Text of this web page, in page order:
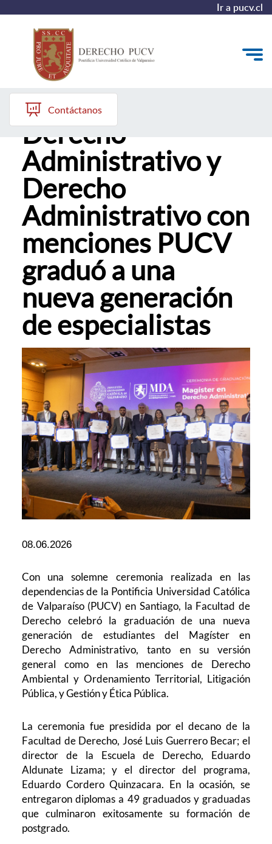
Ir a pucv.cl
Quiénes somos
Estudiantes y Admisión
Postgrados y Formación Continua
Investigación y Biblioteca
Vinculación con el Medio y Alumni
Contáctanos
Magíster en
Derecho
Administrativo y
Derecho
Administrativo con
menciones PUCV
graduó a una
nueva generación
de especialistas
08.06.2026
Con una solemne ceremonia realizada en las
dependencias de la Pontificia Universidad Católica
de Valparaíso (PUCV) en Santiago, la Facultad de
Derecho celebró la graduación de una nueva
generación de estudiantes del Magíster en
Derecho Administrativo, tanto en su versión
general como en las menciones de Derecho
Ambiental y Ordenamiento Territorial, Litigación
Pública, y Gestión y Ética Pública.
La ceremonia fue presidida por el decano de la
Facultad de Derecho, José Luis Guerrero Becar; el
director de la Escuela de Derecho, Eduardo
Aldunate Lizama; y el director del programa,
Eduardo Cordero Quinzacara. En la ocasión, se
entregaron diplomas a 49 graduados y graduadas
que culminaron exitosamente su formación de
postgrado.